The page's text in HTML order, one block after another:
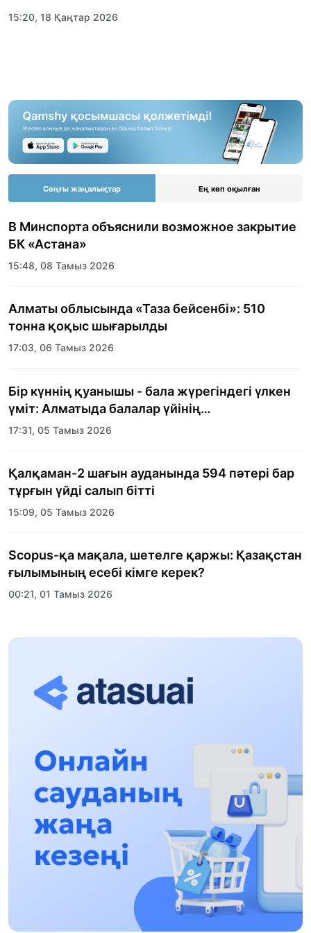
15:20, 18 Қаңтар 2026
Соңғы жаңалықтар Ең көп оқылған
В Минспорта объяснили возможное закрытие
БК «Астана»
15:48, 08 Тамыз 2026
Алматы облысында «Таза бейсенбі»: 510
тонна қоқыс шығарылды
17:03, 06 Тамыз 2026
Бір күннің қуанышы - бала жүрегіндегі үлкен
үміт: Алматыда балалар үйінің
тәрбиеленушілеріне мерекелік күн
17:31, 05 Тамыз 2026
Қалқаман-2 шағын ауданында 594 пәтері бар
тұрғын үйді салып бітті
15:09, 05 Тамыз 2026
Scopus-қа мақала, шетелге қаржы: Қазақстан
ғылымының есебі кімге керек?
00:21, 01 Тамыз 2026
«Заң керуені» жобасы: Абай облысында
17:31, 31 Шілде 2026
13:13, 30 Шілде 2026
Асхат Асылбеков: Күшті билікке күшті
тұлғалар керек!
12:01, 28 Шілде 2026
Абзал Достияр: Думан Мұхаметкәрімді
Алматы түрмесіне ауыстыруы мүмкін
16:15, 27 Шілде 2026